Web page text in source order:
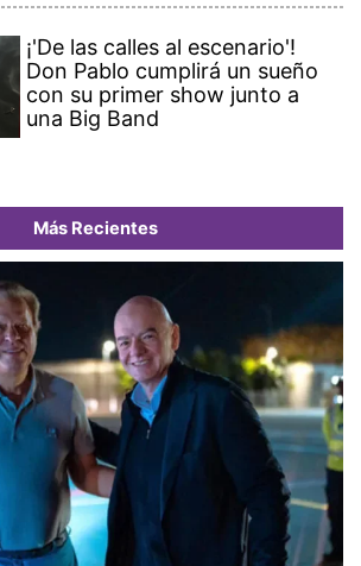
¡'De las calles al escenario'!
Don Pablo cumplirá un sueño
con su primer show junto a
una Big Band
Más Recientes